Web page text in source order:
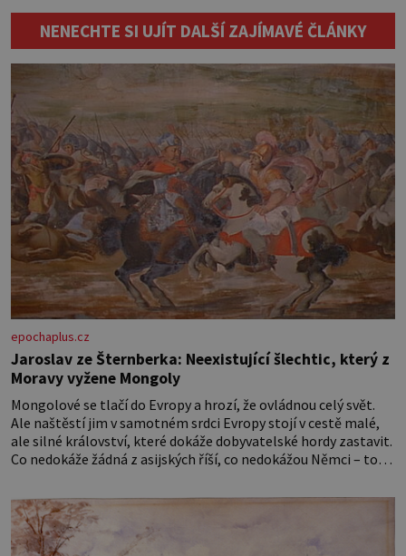
vydrželo co nejdéle, vyplatí se začít
[…]
Budete potřebovat: – zbytky barevně
sladěných bavlněných látek – 0,5 m
látky na vnitřní polštářek – duté
vlákno na výplň – 2 knoflíky – 0,5 m
jednostranně nalepovacího […]
NENECHTE SI UJÍT DALŠÍ ZAJÍMAVÉ ČLÁNKY
epochaplus.cz
Jaroslav ze Šternberka: Neexistující šlechtic, který z
Moravy vyžene Mongoly
Mongolové se tlačí do Evropy a hrozí, že ovládnou celý svět.
Ale naštěstí jim v samotném srdci Evropy stojí v cestě malé,
ale silné království, které dokáže dobyvatelské hordy zastavit.
Co nedokáže žádná z asijských říší, co nedokážou Němci – to
postupují podél Kaspického a Azovského moře,